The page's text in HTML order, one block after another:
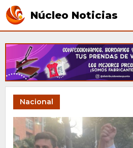
Núcleo Noticias
Nacional